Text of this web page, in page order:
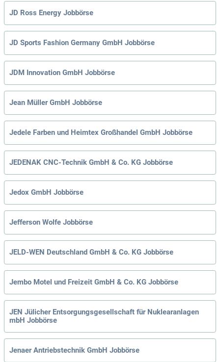
JD Ross Energy Jobbörse
JD Sports Fashion Germany GmbH Jobbörse
JDM Innovation GmbH Jobbörse
Jean Müller GmbH Jobbörse
Jedele Farben und Heimtex Großhandel GmbH Jobbörse
JEDENAK CNC-Technik GmbH & Co. KG Jobbörse
Jedox GmbH Jobbörse
Jefferson Wolfe Jobbörse
JELD-WEN Deutschland GmbH & Co. KG Jobbörse
Jembo Motel und Freizeit GmbH & Co. KG Jobbörse
JEN Jülicher Entsorgungsgesellschaft für Nuklearanlagen
mbH Jobbörse
Jenaer Antriebstechnik GmbH Jobbörse